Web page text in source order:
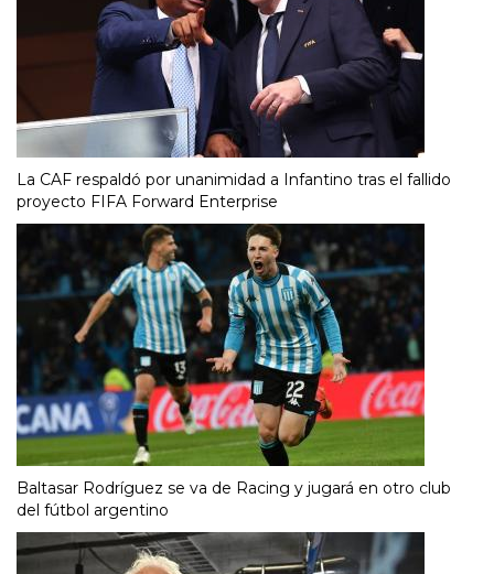
La CAF respaldó por unanimidad a Infantino tras el fallido
proyecto FIFA Forward Enterprise
Baltasar Rodríguez se va de Racing y jugará en otro club
del fútbol argentino